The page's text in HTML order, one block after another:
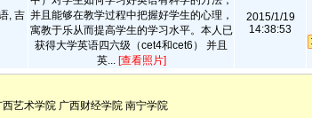
, 吉 并且能够在教学过程中把握好学生的心理，
寓教于乐从而提高学生的学习水平。本人已
获得大学英语四六级（cet4和cet6） 并且
英... [查看照片]
2015/1/19
14:38:53
西艺术学院 广西财经学院 南宁学院